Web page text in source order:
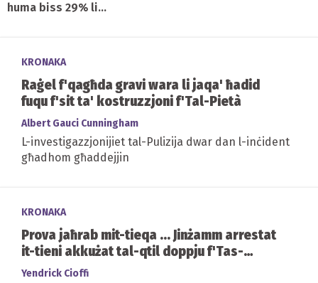
huma biss 29% li...
KRONAKA
Raġel f'qagħda gravi wara li jaqa' ħadid
fuqu f'sit ta' kostruzzjoni f'Tal-Pietà
Albert Gauci Cunningham
L-investigazzjonijiet tal-Pulizija dwar dan l-inċident
għadhom għaddejjin
KRONAKA
Prova jaħrab mit-tieqa ... Jinżamm arrestat
it-tieni akkużat tal-qtil doppju f'Tas-
Sliema
Yendrick Cioffi